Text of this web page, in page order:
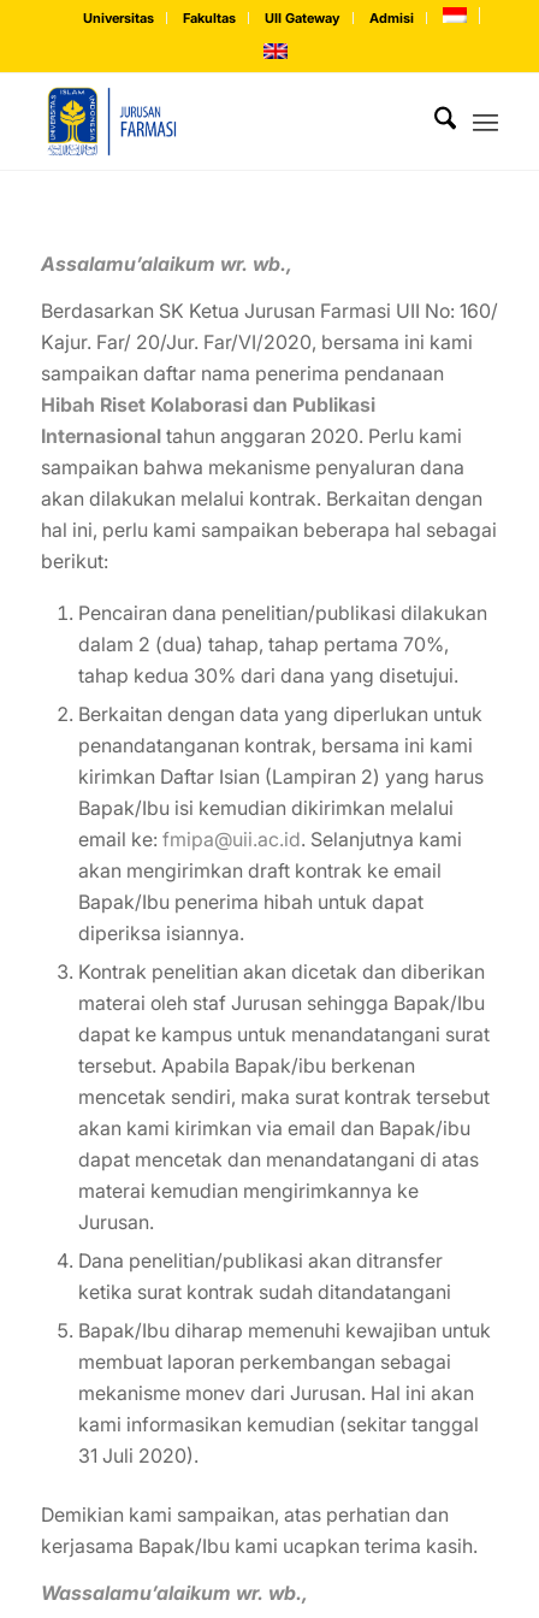
Universitas Fakultas UII Gateway Admisi
Assalamu’alaikum wr. wb.,
Berdasarkan SK Ketua Jurusan Farmasi UII No: 160/
Kajur. Far/ 20/Jur. Far/VI/2020, bersama ini kami
sampaikan daftar nama penerima pendanaan
Hibah Riset Kolaborasi dan Publikasi
Internasionaltahun anggaran 2020. Perlu kami
sampaikan bahwa mekanisme penyaluran dana
akan dilakukan melalui kontrak. Berkaitan dengan
hal ini, perlu kami sampaikan beberapa hal sebagai
berikut:
Pencairan dana penelitian/publikasi dilakukan
dalam 2 (dua) tahap, tahap pertama 70%,
tahap kedua 30% dari dana yang disetujui.
Berkaitan dengan data yang diperlukan untuk
penandatanganan kontrak, bersama ini kami
kirimkan Daftar Isian (Lampiran 2) yang harus
Bapak/Ibu isi kemudian dikirimkan melalui
email ke: fmipa@uii.ac.id. Selanjutnya kami
akan mengirimkan draft kontrak ke email
Bapak/Ibu penerima hibah untuk dapat
diperiksa isiannya.
Kontrak penelitian akan dicetak dan diberikan
materai oleh staf Jurusan sehingga Bapak/Ibu
dapat ke kampus untuk menandatangani surat
tersebut. Apabila Bapak/ibu berkenan
mencetak sendiri, maka surat kontrak tersebut
akan kami kirimkan via email dan Bapak/ibu
dapat mencetak dan menandatangani di atas
materai kemudian mengirimkannya ke
Jurusan.
Dana penelitian/publikasi akan ditransfer
ketika surat kontrak sudah ditandatangani
Bapak/Ibu diharap memenuhi kewajiban untuk
membuat laporan perkembangan sebagai
mekanisme monev dari Jurusan. Hal ini akan
kami informasikan kemudian (sekitar tanggal
31 Juli 2020).
Demikian kami sampaikan, atas perhatian dan
kerjasama Bapak/Ibu kami ucapkan terima kasih.
Wassalamu’alaikum wr. wb.,